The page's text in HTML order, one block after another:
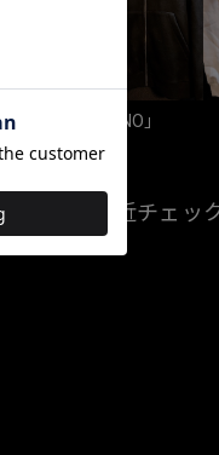
¥8,424
「UENO」
最近チェッ